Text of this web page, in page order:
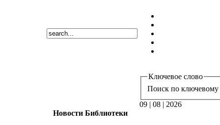
Ключевое слово
Поиск по ключевому
09 | 08 | 2026
Новости Библиотеки